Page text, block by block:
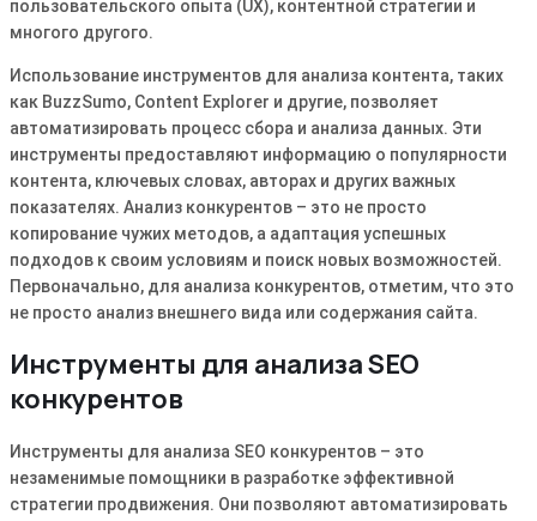
пользовательского опыта (UX), контентной стратегии и
многого другого.
Использование инструментов для анализа контента, таких
как BuzzSumo, Content Explorer и другие, позволяет
автоматизировать процесс сбора и анализа данных. Эти
инструменты предоставляют информацию о популярности
контента, ключевых словах, авторах и других важных
показателях. Анализ конкурентов – это не просто
копирование чужих методов, а адаптация успешных
подходов к своим условиям и поиск новых возможностей.
Первоначально, для анализа конкурентов, отметим, что это
не просто анализ внешнего вида или содержания сайта.
Инструменты для анализа SEO
конкурентов
Инструменты для анализа SEO конкурентов – это
незаменимые помощники в разработке эффективной
стратегии продвижения. Они позволяют автоматизировать